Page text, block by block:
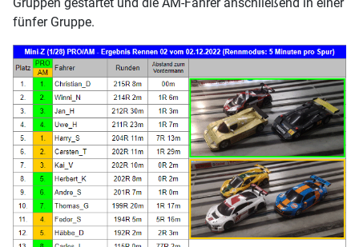
Gruppen gestartet und die AM-Fahrer anschließend in einer
fünfer Gruppe.